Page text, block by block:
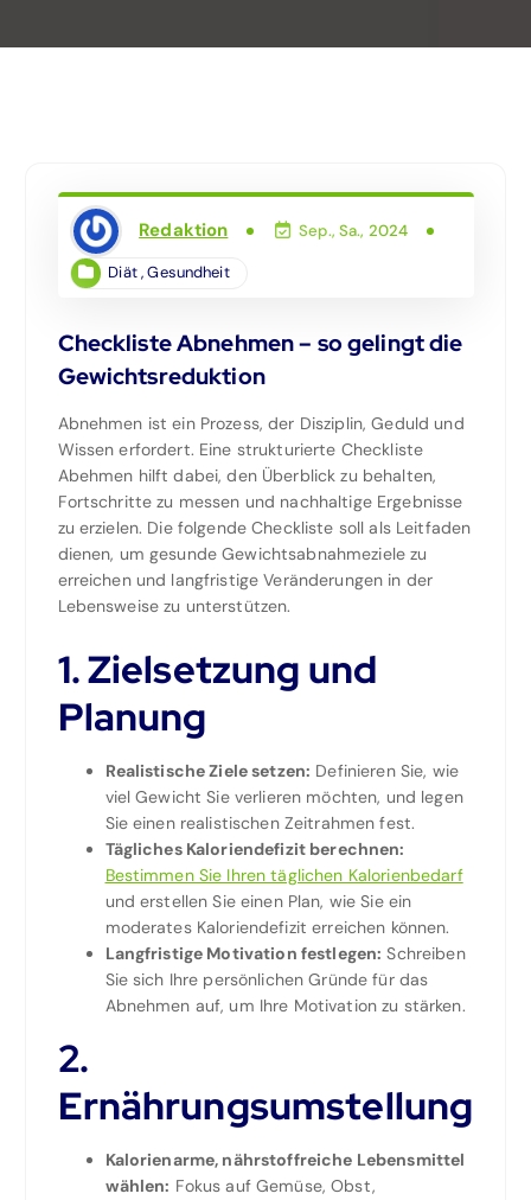
Redaktion Sep., Sa., 2024
Diät,Gesundheit
Checkliste Abnehmen – so gelingt die
Gewichtsreduktion
Abnehmen ist ein Prozess, der Disziplin, Geduld und
Wissen erfordert. Eine strukturierte Checkliste
Abehmen hilft dabei, den Überblick zu behalten,
Fortschritte zu messen und nachhaltige Ergebnisse
zu erzielen. Die folgende Checkliste soll als Leitfaden
dienen, um gesunde Gewichtsabnahmeziele zu
erreichen und langfristige Veränderungen in der
Lebensweise zu unterstützen.
1. Zielsetzung und
Planung
Realistische Ziele setzen: Definieren Sie, wie
viel Gewicht Sie verlieren möchten, und legen
Sie einen realistischen Zeitrahmen fest.
Tägliches Kaloriendefizit berechnen:
Bestimmen Sie Ihren täglichen Kalorienbedarf
und erstellen Sie einen Plan, wie Sie ein
moderates Kaloriendefizit erreichen können.
Langfristige Motivation festlegen: Schreiben
Sie sich Ihre persönlichen Gründe für das
Abnehmen auf, um Ihre Motivation zu stärken.
2.
Ernährungsumstellung
Kalorienarme, nährstoffreiche Lebensmittel
wählen: Fokus auf Gemüse, Obst,